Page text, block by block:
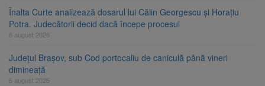
Înalta Curte analizează dosarul lui Călin Georgescu și Horațiu
Potra. Judecătorii decid dacă începe procesul
6 august 2026
Județul Brașov, sub Cod portocaliu de caniculă până vineri
dimineață
6 august 2026